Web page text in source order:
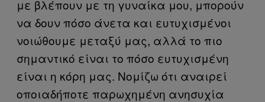
με βλέπουν με τη γυναίκα μου, μπορούν
να δουν πόσο άνετα και ευτυχισμένοι
νοιώθουμε μεταξύ μας, αλλά το πιο
σημαντικό είναι το πόσο ευτυχισμένη
είναι η κόρη μας. Νομίζω ότι αναιρεί
οποιαδήποτε παρωχημένη ανησυχία